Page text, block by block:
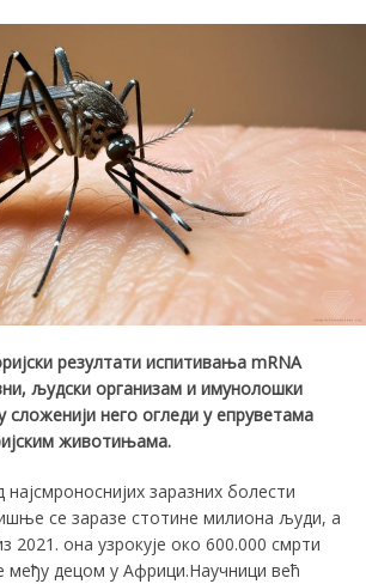
резултати испитивања mRNA
људски организам и имунолошки
сложенији него огледи у епруветама
животињама.
најсмроноснијих заразних болести
се заразе стотине милиона људи, а
2021. она узрокује око 600.000 смрти
међу децом у Африци.Научници већ